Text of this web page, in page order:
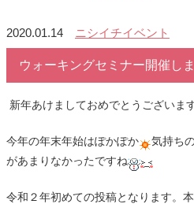
2020.01.14 ニシイチイベント
ウォーキングセミナー開催し
新年あけましておめでとうございま
今年の年末年始はぽかぽか
気持ち
があまりなかったですね
令和２年初めての投稿となります。